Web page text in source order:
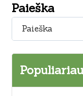
Paieška
Paieška